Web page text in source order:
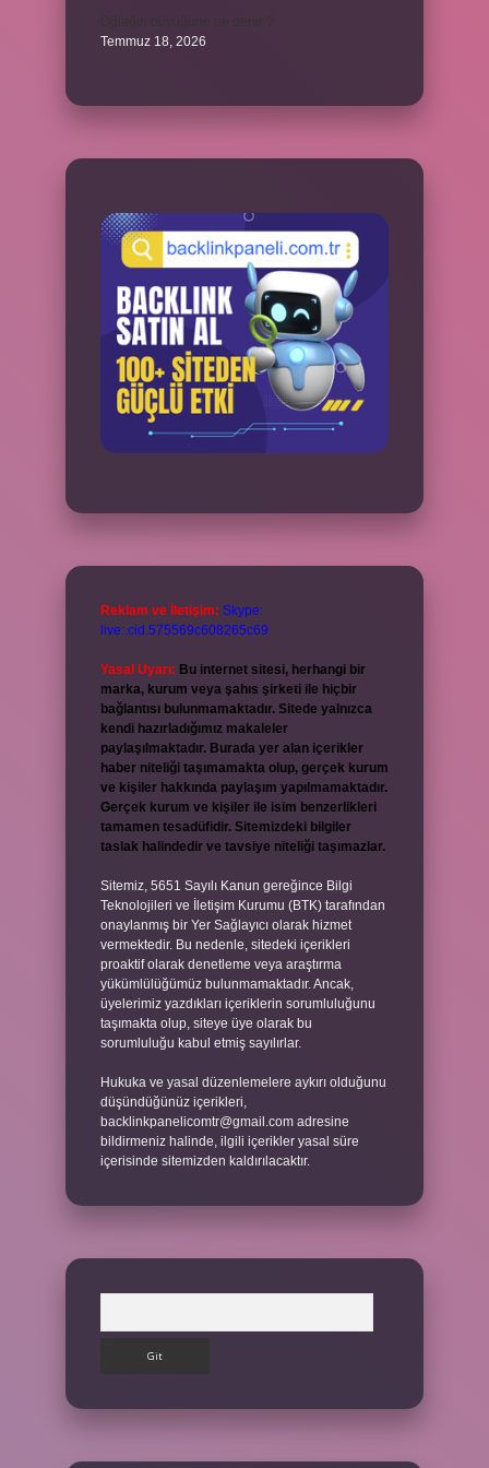
Temmuz 18, 2026
Reklam ve İletişim: Skype:
live:.cid.575569c608265c69
Yasal Uyarı: Bu internet sitesi, herhangi bir
marka, kurum veya şahıs şirketi ile hiçbir
bağlantısı bulunmamaktadır. Sitede yalnızca
kendi hazırladığımız makaleler
paylaşılmaktadır. Burada yer alan içerikler
haber niteliği taşımamakta olup, gerçek kurum
ve kişiler hakkında paylaşım yapılmamaktadır.
Gerçek kurum ve kişiler ile isim benzerlikleri
tamamen tesadüfidir. Sitemizdeki bilgiler
taslak halindedir ve tavsiye niteliği taşımazlar.
Sitemiz, 5651 Sayılı Kanun gereğince Bilgi
Teknolojileri ve İletişim Kurumu (BTK) tarafından
onaylanmış bir Yer Sağlayıcı olarak hizmet
vermektedir. Bu nedenle, sitedeki içerikleri
proaktif olarak denetleme veya araştırma
yükümlülüğümüz bulunmamaktadır. Ancak,
üyelerimiz yazdıkları içeriklerin sorumluluğunu
taşımakta olup, siteye üye olarak bu
sorumluluğu kabul etmiş sayılırlar.
Hukuka ve yasal düzenlemelere aykırı olduğunu
düşündüğünüz içerikleri,
backlinkpanelicomtr@gmail.com adresine
bildirmeniz halinde, ilgili içerikler yasal süre
içerisinde sitemizden kaldırılacaktır.